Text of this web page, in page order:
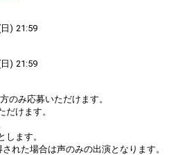
) 21:59
) 21:59
のみ応募いただけます。
だけます。
します。
れた場合は声のみの出演となります。